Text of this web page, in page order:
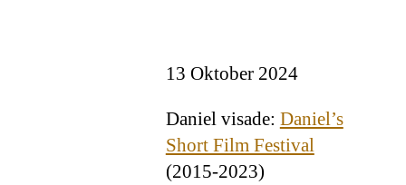
Festival
13 Oktober 2024
Daniel visade: Daniel’s
Short Film Festival
(2015-2023)